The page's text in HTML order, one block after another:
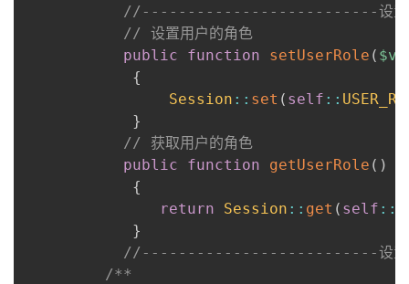
//--------------------------设置和获
// 设置用户的角色
public
function setUserRole (
{
Session :: set ( self ::
}
// 获取用户的角色
public
function getUserRole ( )
{
return
Session :: get ( self ::
}
//--------------------------设置和获取
/**